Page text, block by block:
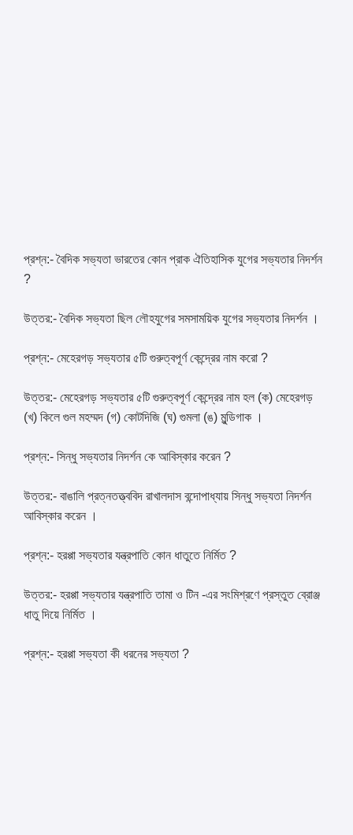
প্রশ্ন:- বৈদিক সভ্যতা ভারতের কোন প্রাক ঐতিহাসিক যুগের সভ্যতার নিদর্শন
?
উত্তর:- বৈদিক সভ্যতা ছিল লৌহযুগের সমসাময়িক যুগের সভ্যতার নিদর্শন ।
প্রশ্ন:- মেহেরগড় সভ্যতার ৫টি গুরুত্বপূর্ণ কেন্দ্রের নাম করো ?
উত্তর:- মেহেরগড় সভ্যতার ৫টি গুরুত্বপূর্ণ কেন্দ্রের নাম হল (ক) মেহেরগড়
(খ) কিলে গুল মহম্মদ (গ) কোটদিজি (ঘ) গুমলা (ঙ) মুন্ডিগাক ।
প্রশ্ন:- সিন্ধু সভ্যতার নিদর্শন কে আবিস্কার করেন ?
উত্তর:- বাঙালি প্রত্নতত্ত্ববিদ রাখালদাস বন্দোপাধ্যায় সিন্ধু সভ্যতা নিদর্শন
আবিস্কার করেন ।
প্রশ্ন:- হরপ্পা সভ্যতার যন্ত্রপাতি কোন ধাতুতে নির্মিত ?
উত্তর:- হরপ্পা সভ্যতার যন্ত্রপাতি তামা ও টিন -এর সংমিশ্রণে প্রস্তুত ব্রোঞ্জ
ধাতু দিয়ে নির্মিত ।
প্রশ্ন:- হরপ্পা সভ্যতা কী ধরনের সভ্যতা ?